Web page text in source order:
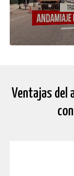
para el montaje
Ventajas del